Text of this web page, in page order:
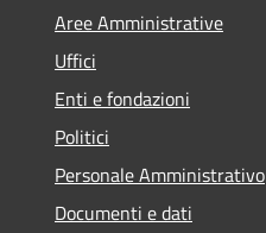
Aree Amministrative
Uffici
Enti e fondazioni
Politici
Personale Amministrativo
Documenti e dati